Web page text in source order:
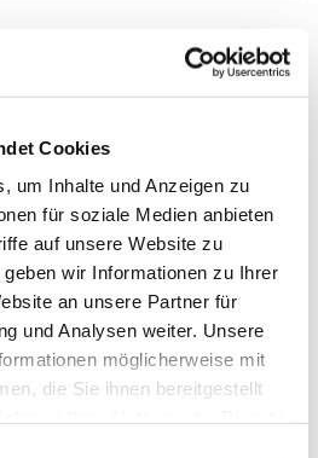
Cookies
um Inhalte und Anzeigen zu
für soziale Medien anbieten
auf unsere Website zu
wir Informationen zu Ihrer
an unsere Partner für
und Analysen weiter. Unsere
möglicherweise mit
die Sie ihnen bereitgestellt